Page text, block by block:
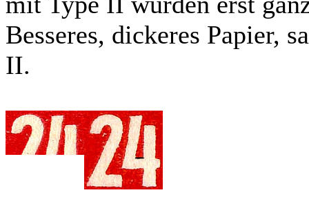
Besseres, dickeres Papier,
II.